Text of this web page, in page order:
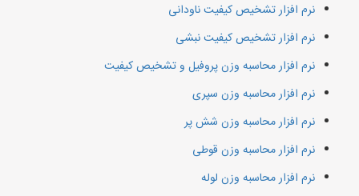
نرم افزار تشخیص کیفیت ناودانی
نرم افزار تشخیص کیفیت نبشی
نرم افزار محاسبه وزن پروفیل و تشخیص کیفیت
نرم افزار محاسبه وزن سپری
نرم افزار محاسبه وزن شش پر
نرم افزار محاسبه وزن قوطی
نرم افزار محاسبه وزن لوله